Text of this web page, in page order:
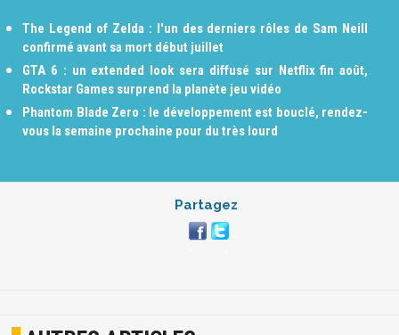
The Legend of Zelda : l'un des derniers rôles de Sam Neill
confirmé avant sa mort début juillet
GTA 6 : un extended look sera diffusé sur Netflix fin août,
Rockstar Games surprend la planète jeu vidéo
Phantom Blade Zero : le développement est bouclé, rendez-
vous la semaine prochaine pour du très lourd
Partagez